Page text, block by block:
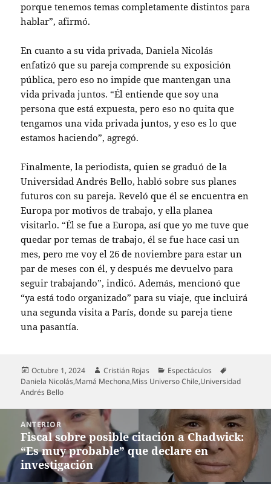
porque tenemos temas completamente distintos para
hablar”, afirmó.
En cuanto a su vida privada, Daniela Nicolás
enfatizó que su pareja comprende su exposición
pública, pero eso no impide que mantengan una
vida privada juntos. “Él entiende que soy una
persona que está expuesta, pero eso no quita que
tengamos una vida privada juntos, y eso es lo que
estamos haciendo”, agregó.
Finalmente, la periodista, quien se graduó de la
Universidad Andrés Bello, habló sobre sus planes
futuros con su pareja. Reveló que él se encuentra en
Europa por motivos de trabajo, y ella planea
visitarlo. “Él se fue a Europa, así que yo me tuve que
quedar por temas de trabajo, él se fue hace casi un
mes, pero me voy el 26 de noviembre para estar un
par de meses con él, y después me devuelvo para
seguir trabajando”, indicó. Además, mencionó que
“ya está todo organizado” para su viaje, que incluirá
una segunda visita a París, donde su pareja tiene
una pasantía.
Publicado
el
Octubre 1, 2024 Autor
Cristián Rojas Categorías
Espectáculos
Daniela Nicolás,Mamá Mechona,Miss Universo Chile,Universidad
Andrés Bello
Navegación
entradas
ANTERIOR
Entrada
anterior:
Fiscal sobre posible citación a Chadwick:
“Es muy probable” que declare en
investigación